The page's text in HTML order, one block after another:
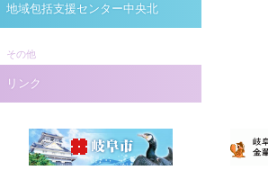
地域包括支援センター中央北
その他
リンク